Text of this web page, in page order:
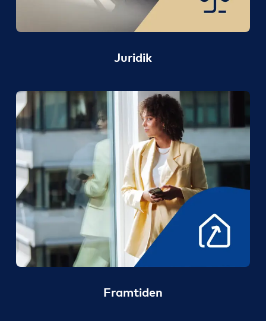
Juridik
Framtiden